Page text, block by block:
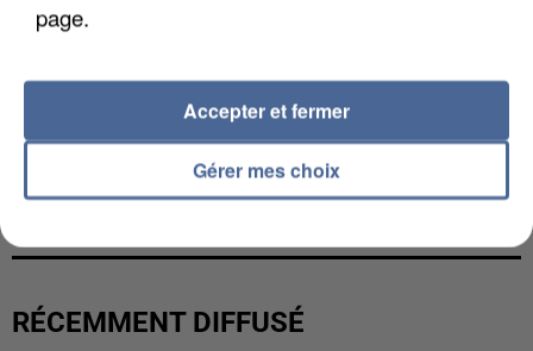
UNE TOURISTE DE L’OISE EMPORTÉE PAR UNE
COULÉE DE BOUE EN HAUTE-SAVOIE
RÉCEMMENT DIFFUSÉ
page.
Gérer mes choix
Accepter et fermer